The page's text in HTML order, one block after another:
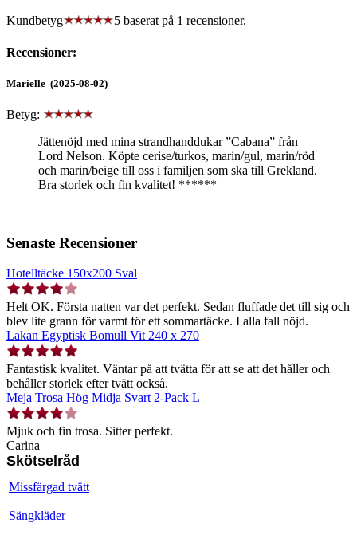
Kundbetyg 5 baserat på 1 recensioner.
Recensioner:
Marielle (2025-08-02)
Betyg:
Jättenöjd med mina strandhanddukar ”Cabana” från
Lord Nelson. Köpte cerise/turkos, marin/gul, marin/röd
och marin/beige till oss i familjen som ska till Grekland.
Bra storlek och fin kvalitet! ******
Senaste Recensioner
Hotelltäcke 150x200 Sval
Helt OK. Första natten var det perfekt. Sedan fluffade det till sig och
blev lite grann för varmt för ett sommartäcke. I alla fall nöjd.
Lakan Egyptisk Bomull Vit 240 x 270
Fantastisk kvalitet. Väntar på att tvätta för att se att det håller och
behåller storlek efter tvätt också.
Meja Trosa Hög Midja Svart 2-Pack L
Mjuk och fin trosa. Sitter perfekt.
Carina
Skötselråd
Missfärgad tvätt
Sängkläder